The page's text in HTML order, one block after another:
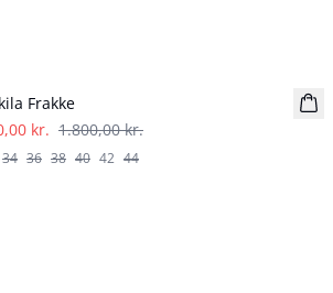
Frakke
kr. 1.800,00 kr.
34 36 38 40 42 44